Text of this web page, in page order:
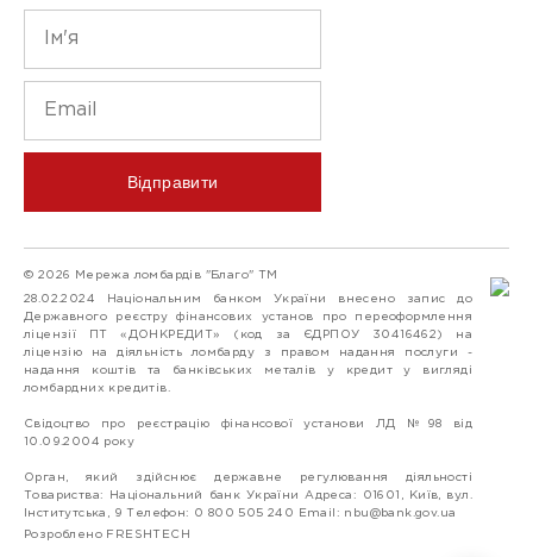
Відправити
© 2026 Мережа ломбардів "Благо" ТМ
28.02.2024 Національним банком України внесено запис до
Державного реєстру фінансових установ про переоформлення
ліцензії ПТ «ДОНКРЕДИТ» (код за ЄДРПОУ 30416462) на
ліцензію на діяльність ломбарду з правом надання послуги -
надання коштів та банківських металів у кредит у вигляді
ломбардних кредитів.
Свідоцтво про реєстрацію фінансової установи ЛД №98 від
10.09.2004 року
Орган, який здійснює державне регулювання діяльності
Товариства: Національний банк України Адреса: 01601, Київ, вул.
Інститутська, 9 Телефон: 0 800 505 240 Email: nbu@bank.gov.ua
Розроблено FRESHTECH